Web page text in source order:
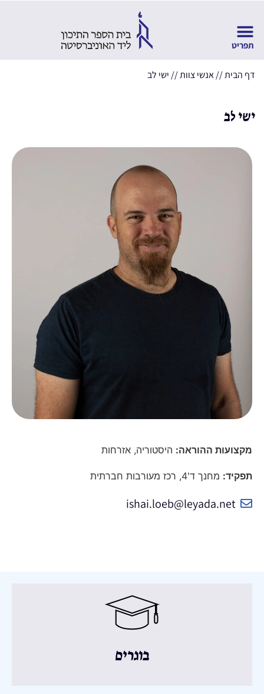
דף הבית//אנשי צוות// ישי לב
ישי לב
מקצועות ההוראה: היסטוריה, אזרחות
תפקיד: מחנך ד'4, רכז מעורבות חברתית
ishai.loeb@leyada.net
בוגרים